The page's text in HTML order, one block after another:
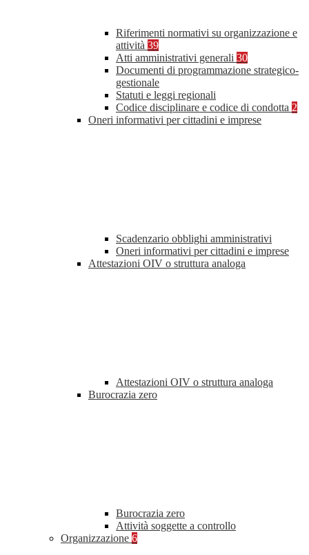
Riferimenti normativi su organizzazione e
attività 39
Atti amministrativi generali 30
Documenti di programmazione strategico-
gestionale
Statuti e leggi regionali
Codice disciplinare e codice di condotta 2
Oneri informativi per cittadini e imprese
Scadenzario obblighi amministrativi
Oneri informativi per cittadini e imprese
Attestazioni OIV o struttura analoga
Attestazioni OIV o struttura analoga
Burocrazia zero
Burocrazia zero
Attività soggette a controllo
Organizzazione 6